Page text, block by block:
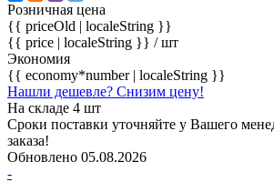
Розничная цена
{{ priceOld | localeString }}
{{ price | localeString }} / шт
Экономия
{{ economy*number | localeString }}
Нашли дешевле? Снизим цену!
На складе 4 шт
Сроки поставки уточняйте у Вашего
заказа!
Обновлено 05.08.2026
-